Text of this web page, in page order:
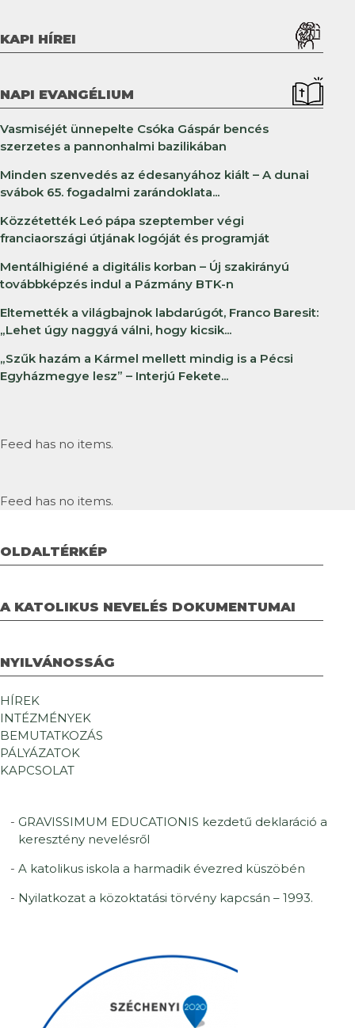
KAPI HÍREI
NAPI EVANGÉLIUM
Vasmiséjét ünnepelte Csóka Gáspár bencés
szerzetes a pannonhalmi bazilikában
Minden szenvedés az édesanyához kiált – A dunai
svábok 65. fogadalmi zarándoklata...
Közzétették Leó pápa szeptember végi
franciaországi útjának logóját és programját
Mentálhigiéné a digitális korban – Új szakirányú
továbbképzés indul a Pázmány BTK-n
Eltemették a világbajnok labdarúgót, Franco Baresit:
„Lehet úgy naggyá válni, hogy kicsik...
„Szűk hazám a Kármel mellett mindig is a Pécsi
Egyházmegye lesz” – Interjú Fekete...
Feed has no items.
Feed has no items.
OLDALTÉRKÉP
A KATOLIKUS NEVELÉS DOKUMENTUMAI
NYILVÁNOSSÁG
HÍREK
INTÉZMÉNYEK
BEMUTATKOZÁS
PÁLYÁZATOK
KAPCSOLAT
GRAVISSIMUM EDUCATIONIS kezdetű deklaráció a
keresztény nevelésről
A katolikus iskola a harmadik évezred küszöbén
Nyilatkozat a közoktatási törvény kapcsán – 1993.